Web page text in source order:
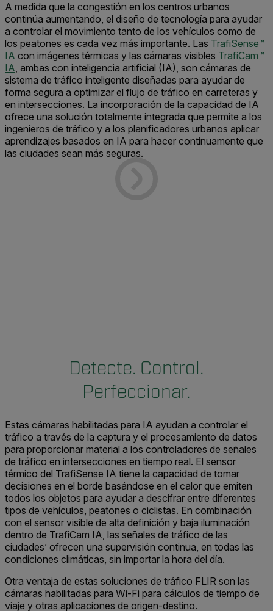
A medida que la congestión en los centros urbanos
continúa aumentando, el diseño de tecnología para ayudar
a controlar el movimiento tanto de los vehículos como de
los peatones es cada vez más importante. Las TrafiSense™
IA con imágenes térmicas y las cámaras visibles TrafiCam™
IA, ambas con inteligencia artificial (IA), son cámaras de
sistema de tráfico inteligente diseñadas para ayudar de
forma segura a optimizar el flujo de tráfico en carreteras y
en intersecciones. La incorporación de la capacidad de IA
ofrece una solución totalmente integrada que permite a los
ingenieros de tráfico y a los planificadores urbanos aplicar
aprendizajes basados en IA para hacer continuamente que
las ciudades sean más seguras.
Detecte. Control.
Perfeccionar.
Estas cámaras habilitadas para IA ayudan a controlar el
tráfico a través de la captura y el procesamiento de datos
para proporcionar material a los controladores de señales
de tráfico en intersecciones en tiempo real. El sensor
térmico del TrafiSense IA tiene la capacidad de tomar
decisiones en el borde basándose en el calor que emiten
todos los objetos para ayudar a descifrar entre diferentes
tipos de vehículos, peatones o ciclistas. En combinación
con el sensor visible de alta definición y baja iluminación
dentro de TrafiCam IA, las señales de tráfico de las
ciudades’ ofrecen una supervisión continua, en todas las
condiciones climáticas, sin importar la hora del día.
Otra ventaja de estas soluciones de tráfico FLIR son las
cámaras habilitadas para Wi-Fi para cálculos de tiempo de
viaje y otras aplicaciones de origen-destino.